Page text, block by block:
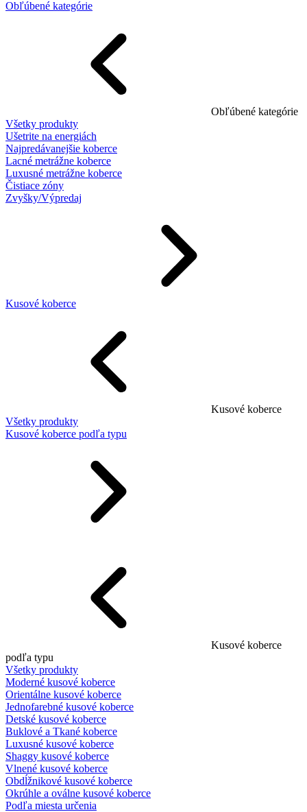
Obľúbené kategórie
Obľúbené kategórie
Všetky produkty
Ušetrite na energiách
Najpredávanejšie koberce
Lacné metrážne koberce
Luxusné metrážne koberce
Čistiace zóny
Zvyšky/Výpredaj
Kusové koberce
Kusové koberce
Všetky produkty
Kusové koberce podľa typu
Kusové koberce
podľa typu
Všetky produkty
Moderné kusové koberce
Orientálne kusové koberce
Jednofarebné kusové koberce
Detské kusové koberce
Buklové a Tkané koberce
Luxusné kusové koberce
Shaggy kusové koberce
Vlnené kusové koberce
Obdĺžnikové kusové koberce
Okrúhle a oválne kusové koberce
Podľa miesta určenia